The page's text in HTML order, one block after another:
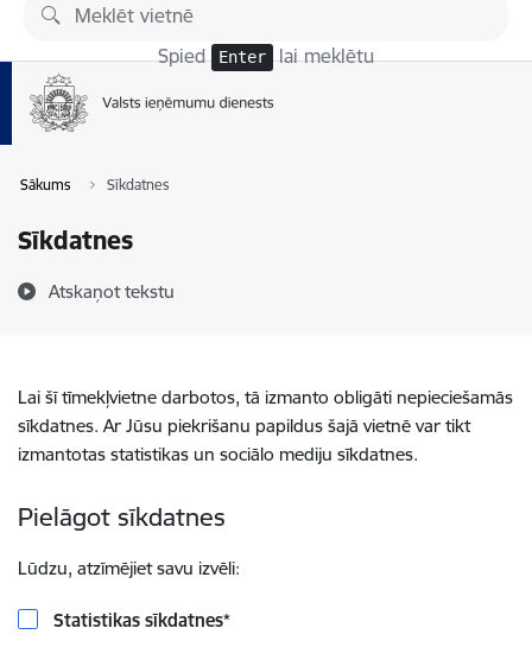
Pāriet uz lapas saturu
Spied Enter lai meklētu
Sākums Sīkdatnes
Sīkdatnes
Atskaņot tekstu
Lai šī tīmekļvietne darbotos, tā izmanto obligāti nepieciešamās
sīkdatnes. Ar Jūsu piekrišanu papildus šajā vietnē var tikt
izmantotas statistikas un sociālo mediju sīkdatnes.
Pielāgot sīkdatnes
Lūdzu, atzīmējiet savu izvēli:
Statistikas sīkdatnes*